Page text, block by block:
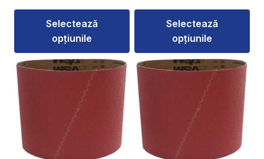
89,00 lei
până
Selectează
opțiunile
Acest
produs
are
mai
multe
variații.
Opțiunile
prețuri:
122,00 lei
228,00 lei
Selectează
opțiunile
Acest
produs
are
mai
multe
variații.
Opțiunile